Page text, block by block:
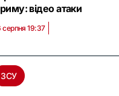
відео атаки
серпня 19:37
ЗСУ